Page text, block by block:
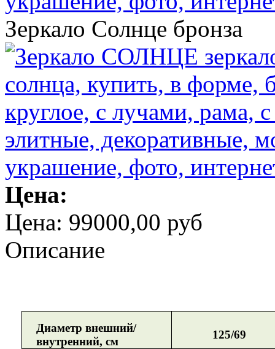
Зеркало Солнце бронза
Цена:
Цена: 99000,00 руб
Описание
Диаметр внешний/
внутренний, см
125/69